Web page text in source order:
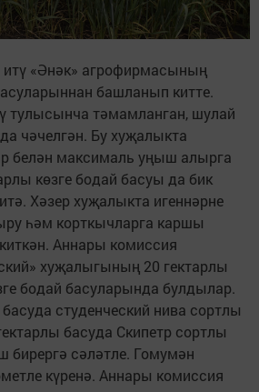
итү «Әнәк» агрофирмасының
башланып китте.
тулысынча тәмамланган, шулай
чәчелгән. Бу хуҗалыкта
белән максималь уңыш алырга
көзге бодай басуы да бик
Хәзер хуҗалыкта игеннәрне
һәм корткычларга каршы
Аннары комиссия
хуҗалыгының 20 гектарлы
бодай басуларында булдылар.
студенческий нива сортлы
басуда Скипетр сортлы
сәләтле. Гомумән
күренә. Аннары комиссия